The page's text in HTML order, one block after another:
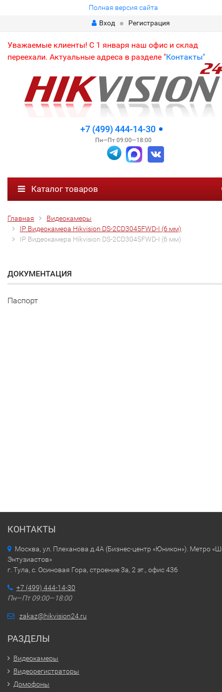
Полная версия сайта
Вход
Регистрация
Уважаемые клиенты! С 1 января наш офис и склад
переехали. Актуальные адреса в разделе "Контакты"
+7 (499) 444-14-30
Пн—Пт 09:00—18:00
Каталог товаров
Главная
Видеокамеры
IP Видеокамера Hikvision DS-2CD3045FWD-I (6 мм)
IP Видеокамера Hikvision DS-2CD3045FWD-I (6 мм)
ДОКУМЕНТАЦИЯ
Паспорт
КОНТАКТЫ
Москва, ул. Плеханова д.4А (Бизнес-центр «Юникон»). Метро
Энтузиастов»
г. Тула, с. Осиновая Гора, строение 3а, 2 эт., офис 436
+7 (499) 444-14-30
Пн—Пт 09:00—18:00
zakaz@hikvision24.ru
РАЗДЕЛЫ
Видеокамеры
Видеорегистраторы
Домофоны